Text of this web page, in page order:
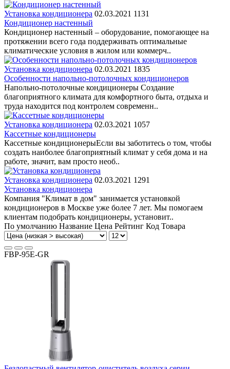
Установка кондиционера 02.03.2021 1131
Кондиционер настенный
Кондиционер настенный – оборудование, помогающее на
протяжении всего года поддерживать оптимальные
климатические условия в жилом или коммерч..
Установка кондиционера 02.03.2021 1835
Особенности напольно-потолочных кондиционеров
Напольно-потолочные кондиционеры Создание
благоприятного климата для комфортного быта, отдыха и
труда находится под контролем современн..
Установка кондиционера 02.03.2021 1057
Кассетные кондиционеры
Кассетные кондиционерыЕсли вы заботитесь о том, чтобы
создать наиболее благоприятный климат у себя дома и на
работе, значит, вам просто необ..
Установка кондиционера 02.03.2021 1291
Установка кондиционера
Компания "Климат в дом" занимается установкой
кондиционеров в Москве уже более 7 лет. Мы помогаем
клиентам подобрать кондиционеры, установит..
По умолчанию Название Цена Рейтинг Код Товара
FBP-95E-GR